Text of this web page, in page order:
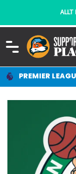
ALLT
PREMIER